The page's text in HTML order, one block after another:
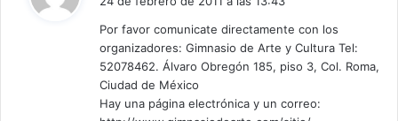
e
:
Por favor comunicate directamente con los
organizadores: Gimnasio de Arte y Cultura Tel:
52078462. Álvaro Obregón 185, piso 3, Col. Roma,
Ciudad de México
Hay una página electrónica y un correo: